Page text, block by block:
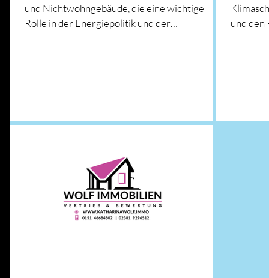
und Nichtwohngebäude, die eine wichtige
Rolle in der Energiepolitik und der
und den